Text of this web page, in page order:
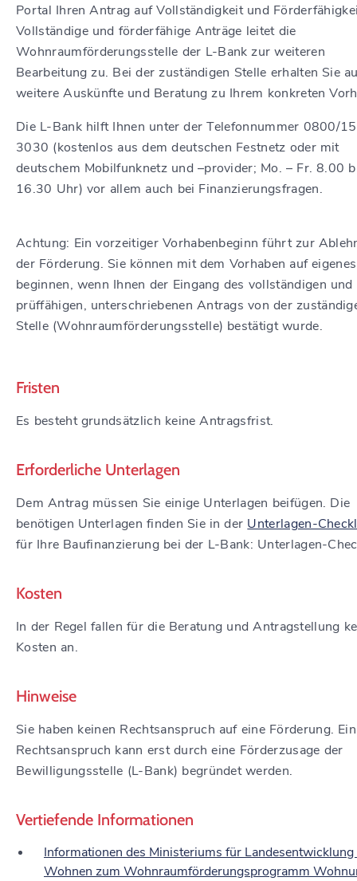
Portal Ihren Antrag auf Vollständigkeit und
Vollständige und förderfähige Anträge leitet die
Wohnraumförderungsstelle der L-Bank zur weiteren
Bearbeitung zu. Bei der zuständigen Stelle erhalten Sie
weitere Auskünfte und Beratung zu Ihrem konkreten
Die L-Bank hilft Ihnen unter der Telefonnummer 0800/
3030 (kostenlos aus dem deutschen Festnetz oder mit
deutschem Mobilfunknetz und –provider; Mo. – Fr. 8.00
16.30 Uhr) vor allem auch bei Finanzierungsfragen.
Achtung: Ein vorzeitiger Vorhabenbeginn führt zur
der Förderung. Sie können mit dem Vorhaben auf
beginnen, wenn Ihnen der Eingang des vollständigen und
prüffähigen, unterschriebenen Antrags von der
Stelle (Wohnraumförderungsstelle) bestätigt wurde.
Fristen
Es besteht grundsätzlich keine Antragsfrist.
Erforderliche Unterlagen
Dem Antrag müssen Sie einige Unterlagen beifügen. Die
benötigen Unterlagen finden Sie in der Unterlagen-
für Ihre Baufinanzierung bei der L-Bank: Unterlagen-
Kosten
In der Regel fallen für die Beratung und Antragstellung
Kosten an.
Hinweise
Sie haben keinen Rechtsanspruch auf eine Förderung. Ein
Rechtsanspruch kann erst durch eine Förderzusage der
Bewilligungsstelle (L-Bank) begründet werden.
Vertiefende Informationen
Informationen des Ministeriums für Landesentwicklung
Wohnen zum Wohnraumförderungsprogramm